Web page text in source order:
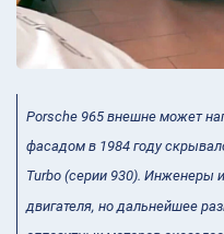
Porsche 965 внешне может
фасадом в 1984 году
Turbo (серии 930). Инженеры
двигателя, но дальнейшее